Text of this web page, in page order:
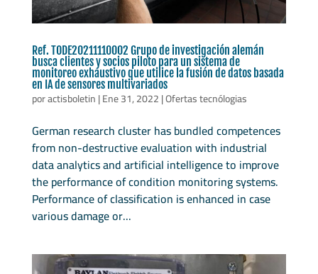
Ref. TODE20211110002 Grupo de investigación alemán
busca clientes y socios piloto para un sistema de
monitoreo exhaustivo que utilice la fusión de datos basada
en IA de sensores multivariados
poractisboletin|Ene 31, 2022|Ofertas tecnólogias
German research cluster has bundled competences
from non-destructive evaluation with industrial
data analytics and artificial intelligence to improve
the performance of condition monitoring systems.
Performance of classification is enhanced in case
various damage or...